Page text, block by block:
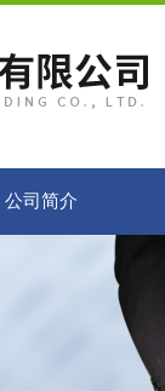
公司简介